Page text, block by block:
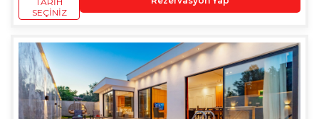
SEÇINIZ